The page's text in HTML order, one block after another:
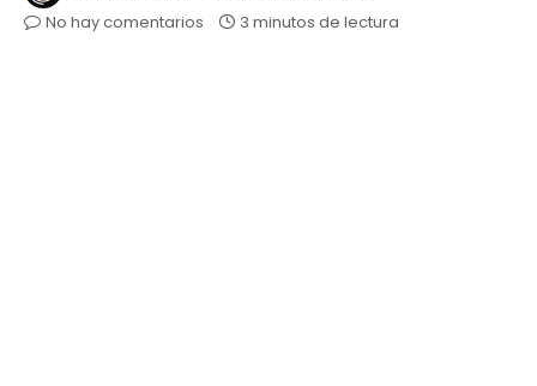
No hay comentarios
3 minutos de lectura